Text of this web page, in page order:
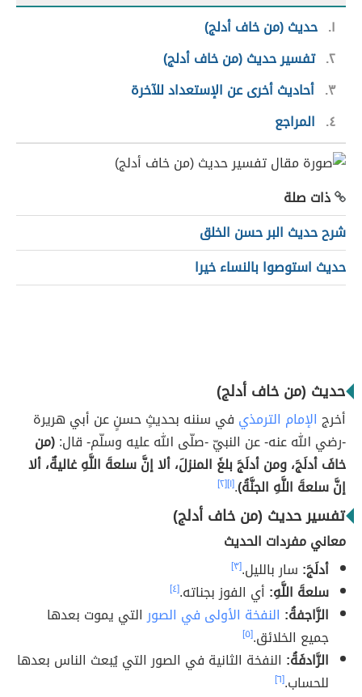
١ حديث (من خاف أدلج)
٢ تفسير حديث (من خاف أدلج)
٣ أحاديث أخرى عن الإستعداد للآخرة
٤
المراجع
ذات صلة
شرح حديث البر حسن الخلق
حديث استوصوا بالنساء خيرا
حديث (من خاف أدلج)
أخرج الإمام الترمذي في سننه بحديثٍ حسنٍ عن أبي هريرة
-رضي الله عنه- عن النبيّ -صلّى الله عليه وسلّم- قال:(من
خافَ أدلَجَ، ومن أدلَجَ بلغَ المنزلَ، ألا إنَّ سلعةَ اللَّهِ غاليةٌ، ألا
إنَّ سلعةَ اللَّهِ الجنَّةُ).[١] [٢]
تفسير حديث (من خاف أدلج)
معاني مفردات الحديث
أدلَجَ: سار بالليل.[٣]
سلعةَ اللَّهِ: أي الفوز بجناته.[٤]
الرَّاجفةُ: النفخة الأولى في الصورالتي يموت بعدها
جميع الخلائق.[٥]
الرَّادفَةُ: النفخة الثانية في الصور التي يُبعث الناس بعدها
للحساب.[٦]